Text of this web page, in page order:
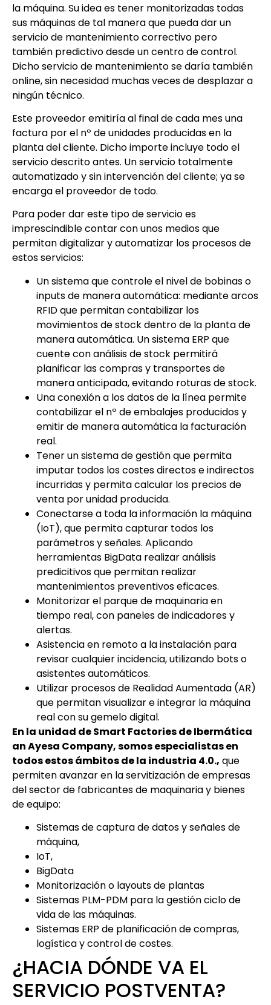
la máquina. Su idea es tener monitorizadas todas
sus máquinas de tal manera que pueda dar un
servicio de mantenimiento correctivo pero
también predictivo desde un centro de control.
Dicho servicio de mantenimiento se daría también
online, sin necesidad muchas veces de desplazar a
ningún técnico.
Este proveedor emitiría al final de cada mes una
factura por el nº de unidades producidas en la
planta del cliente. Dicho importe incluye todo el
servicio descrito antes. Un servicio totalmente
automatizado y sin intervención del cliente; ya se
encarga el proveedor de todo.
Para poder dar este tipo de servicio es
imprescindible contar con unos medios que
permitan digitalizar y automatizar los procesos de
estos servicios:
Un sistema que controle el nivel de bobinas o
inputs de manera automática: mediante arcos
RFID que permitan contabilizar los
movimientos de stock dentro de la planta de
manera automática. Un sistema ERP que
cuente con análisis de stock permitirá
planificar las compras y transportes de
manera anticipada, evitando roturas de stock.
Una conexión a los datos de la línea permite
contabilizar el nº de embalajes producidos y
emitir de manera automática la facturación
real.
Tener un sistema de gestión que permita
imputar todos los costes directos e indirectos
incurridas y permita calcular los precios de
venta por unidad producida.
Conectarse a toda la información la máquina
(IoT), que permita capturar todos los
parámetros y señales. Aplicando
herramientas BigData realizar análisis
predicitivos que permitan realizar
mantenimientos preventivos eficaces.
Monitorizar el parque de maquinaria en
tiempo real, con paneles de indicadores y
alertas.
Asistencia en remoto a la instalación para
revisar cualquier incidencia, utilizando bots o
asistentes automáticos.
Utilizar procesos de Realidad Aumentada (AR)
que permitan visualizar e integrar la máquina
real con su gemelo digital.
En la unidad de Smart Factories de Ibermática
an Ayesa Company, somos especialistas en
todos estos ámbitos de la industria 4.0., que
permiten avanzar en la servitización de empresas
del sector de fabricantes de maquinaria y bienes
de equipo:
Sistemas de captura de datos y señales de
máquina,
IoT,
BigData
Monitorización o layouts de plantas
Sistemas PLM-PDM para la gestión ciclo de
vida de las máquinas.
Sistemas ERP de planificación de compras,
logística y control de costes.
¿HACIA DÓNDE VA EL
SERVICIO POSTVENTA?